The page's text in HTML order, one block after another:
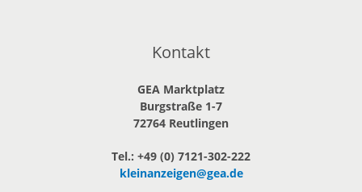
Kontakt
GEA Marktplatz
Burgstraße 1-7
72764 Reutlingen
Tel.: +49 (0) 7121-302-222
kleinanzeigen@gea.de